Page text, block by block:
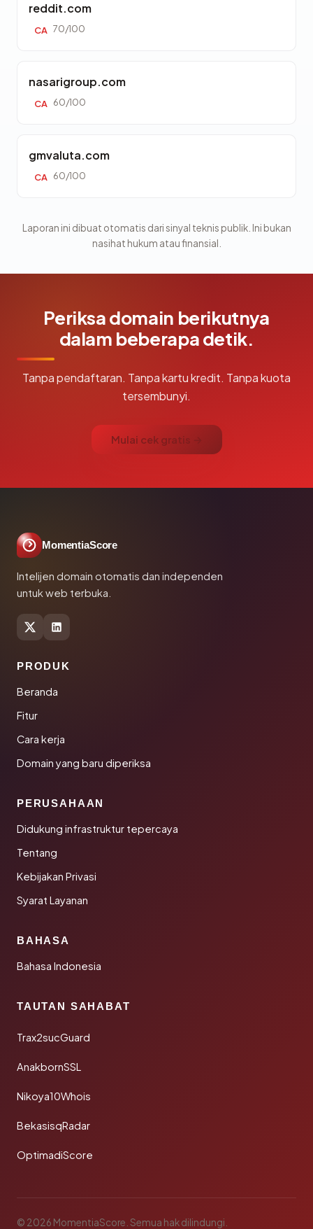
reddit.com
CA 70/100
nasarigroup.com
CA 60/100
gmvaluta.com
CA 60/100
Laporan ini dibuat otomatis dari sinyal teknis publik. Ini bukan
nasihat hukum atau finansial.
Periksa domain berikutnya
dalam beberapa detik.
Tanpa pendaftaran. Tanpa kartu kredit. Tanpa kuota
tersembunyi.
Mulai cek gratis →
MomentiaScore
Intelijen domain otomatis dan independen
untuk web terbuka.
PRODUK
Beranda
Fitur
Cara kerja
Domain yang baru diperiksa
PERUSAHAAN
Didukung infrastruktur tepercaya
Tentang
Kebijakan Privasi
Syarat Layanan
BAHASA
Bahasa Indonesia
TAUTAN SAHABAT
Trax2sucGuard
AnakbornSSL
Nikoya10Whois
BekasisqRadar
OptimadiScore
© 2026 MomentiaScore. Semua hak dilindungi.